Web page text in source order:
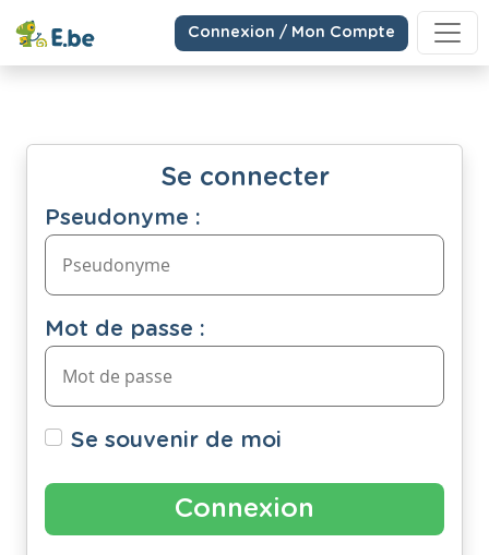
Connexion / Mon Compte
Se connecter
Pseudonyme :
Mot de passe :
Se souvenir de moi